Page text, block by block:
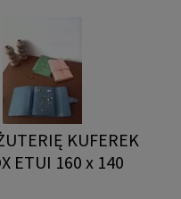
KUFEREK
ETUI 160 x 140